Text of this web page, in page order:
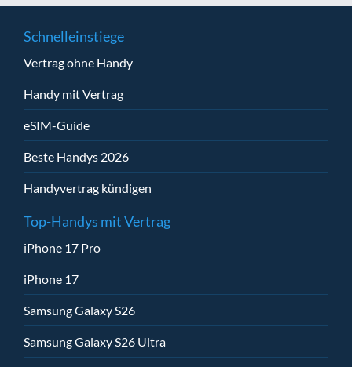
Schnelleinstiege
Vertrag ohne Handy
Handy mit Vertrag
eSIM-Guide
Beste Handys 2026
Handyvertrag kündigen
Top-Handys mit Vertrag
iPhone 17 Pro
iPhone 17
Samsung Galaxy S26
Samsung Galaxy S26 Ultra